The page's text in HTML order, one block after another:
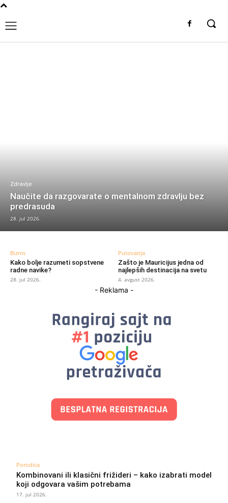
Zdravlje
Naučite da razgovarate o mentalnom zdravlju bez
predrasuda
28. jul 2026.
Biznis
Kako bolje razumeti sopstvene
radne navike?
28. jul 2026.
Putovanja
Zašto je Mauricijus jedna od
najlepših destinacija na svetu
4. avgust 2026.
- Reklama -
Porodica
Kombinovani ili klasični frižideri – kako izabrati model
koji odgovara vašim potrebama
17. jul 2026.